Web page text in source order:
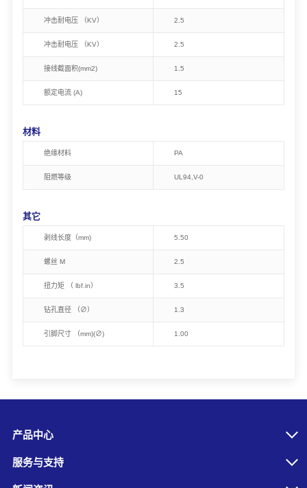
冲击耐电压 （KV） 2.5
冲击耐电压 （KV） 2.5
接线截面积(mm2) 1.5
额定电流 (A) 15
材料
绝缘材料 PA
阻燃等级 UL94,V-0
其它
剥线长度（mm) 5.50
螺丝 M 2.5
扭力矩 （ lbf.in） 3.5
钻孔直径 （∅） 1.3
引脚尺寸 （mm)(∅) 1.00
产品中心
服务与支持